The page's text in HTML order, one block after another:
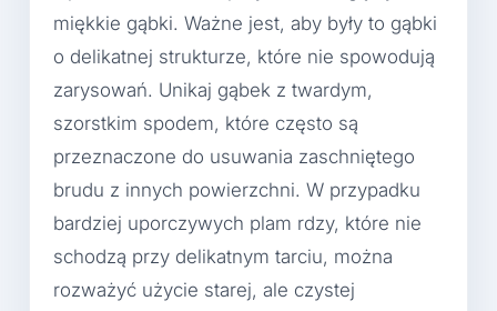
miękkie gąbki. Ważne jest, aby były to gąbki
o delikatnej strukturze, które nie spowodują
zarysowań. Unikaj gąbek z twardym,
szorstkim spodem, które często są
przeznaczone do usuwania zaschniętego
brudu z innych powierzchni. W przypadku
bardziej uporczywych plam rdzy, które nie
schodzą przy delikatnym tarciu, można
rozważyć użycie starej, ale czystej